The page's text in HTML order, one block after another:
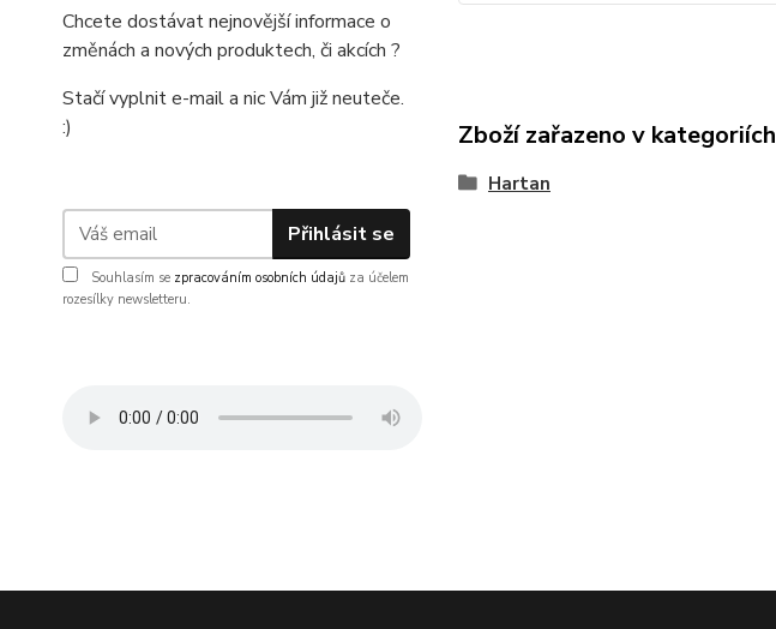
Chcete dostávat nejnovější informace o
změnách a nových produktech, či akcích ?
Stačí vyplnit e-mail a nic Vám již neuteče.
:)
Přihlásit se
Souhlasím se zpracováním osobních údajů za účelem
rozesílky newsletteru.
Zboží zařazeno v kategoriích
Hartan